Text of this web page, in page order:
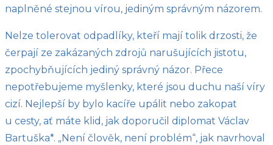
naplněné stejnou vírou, jediným správným názorem.
Nelze tolerovat odpadlíky, kteří mají tolik drzosti, že
čerpají ze zakázaných zdrojů narušujících jistotu,
zpochybňujících jediný správný názor. Přece
nepotřebujeme myšlenky, které jsou duchu naší víry
cizí. Nejlepší by bylo kacíře upálit nebo zakopat
u cesty, ať máte klid, jak doporučil diplomat Václav
Bartuška*. „Není člověk, není problém“, jak navrhoval